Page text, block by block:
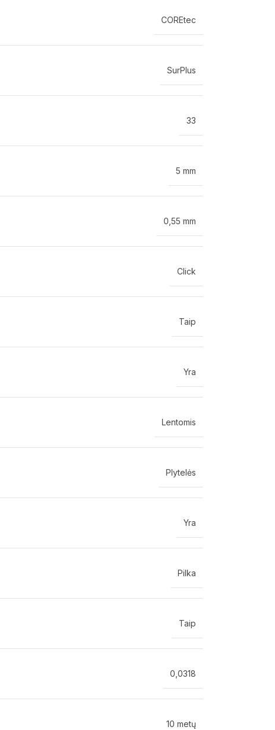
COREtec
SurPlus
33
5 mm
0,55 mm
Click
Taip
Yra
Lentomis
Plytelės
Yra
Pilka
Taip
0,0318
10 metų